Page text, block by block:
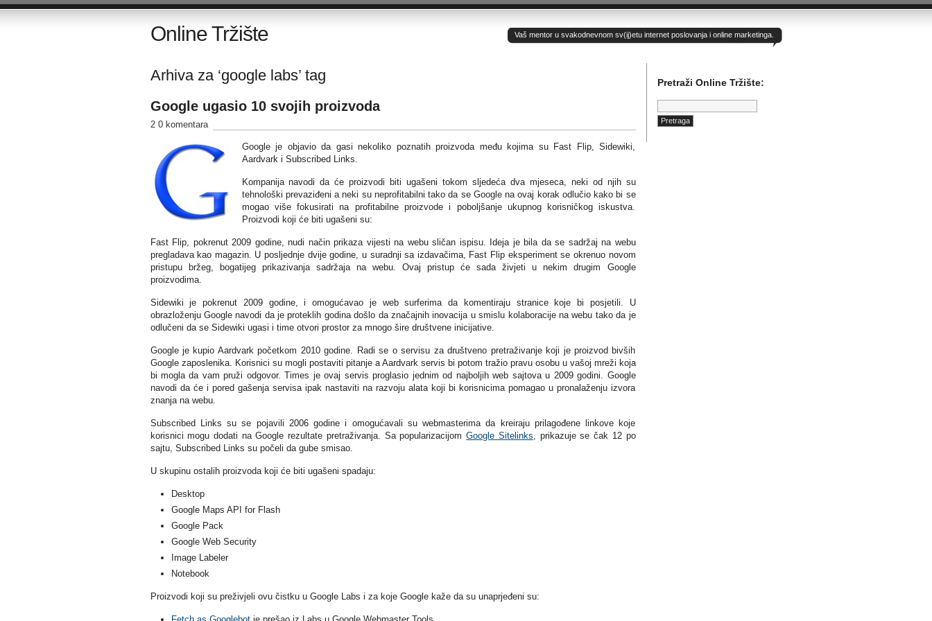
Online Tržište Vaš mentor u svakodnevnom sv(ij)etu internet poslovanja i online marketinga.
Arhiva za ‘google labs’ tag
Google ugasio 10 svojih proizvoda
2 0 komentara
Google je objavio da gasi nekoliko poznatih proizvoda među kojima su Fast Flip, Sidewiki,
Aardvark i Subscribed Links.
Kompanija navodi da će proizvodi biti ugašeni tokom sljedeća dva mjeseca, neki od njih su
tehnološki prevaziđeni a neki su neprofitabilni tako da se Google na ovaj korak odlučio kako bi se
mogao više fokusirati na profitabilne proizvode i poboljšanje ukupnog korisničkog iskustva.
Proizvodi koji će biti ugašeni su:
Fast Flip, pokrenut 2009 godine, nudi način prikaza vijesti na webu sličan ispisu. Ideja je bila da se sadržaj na webu
pregladava kao magazin. U posljednje dvije godine, u suradnji sa izdavačima, Fast Flip eksperiment se okrenuo novom
pristupu bržeg, bogatijeg prikazivanja sadržaja na webu. Ovaj pristup će sada živjeti u nekim drugim Google
proizvodima.
Sidewiki je pokrenut 2009 godine, i omogućavao je web surferima da komentiraju stranice koje bi posjetili. U
obrazloženju Google navodi da je proteklih godina došlo da značajnih inovacija u smislu kolaboracije na webu tako da je
odlučeni da se Sidewiki ugasi i time otvori prostor za mnogo šire društvene inicijative.
Google je kupio Aardvark početkom 2010 godine. Radi se o servisu za društveno pretraživanje koji je proizvod bivših
Google zaposlenika. Korisnici su mogli postaviti pitanje a Aardvark servis bi potom tražio pravu osobu u vašoj mreži koja
bi mogla da vam pruži odgovor. Times je ovaj servis proglasio jednim od najboljih web sajtova u 2009 godini. Google
navodi da će i pored gašenja servisa ipak nastaviti na razvoju alata koji bi korisnicima pomagao u pronalaženju izvora
znanja na webu.
Subscribed Links su se pojavili 2006 godine i omogućavali su webmasterima da kreiraju prilagođene linkove koje
korisnici mogu dodati na Google rezultate pretraživanja. Sa popularizacijomGoogle Sitelinks, prikazuje se čak 12 po
sajtu, Subscribed Links su počeli da gube smisao.
U skupinu ostalih proizvoda koji će biti ugašeni spadaju:
Desktop
Google Maps API for Flash
Google Pack
Google Web Security
Image Labeler
Notebook
Proizvodi koji su preživjeli ovu čistku u Google Labs i za koje Google kaže da su unaprjeđeni su:
Pretraži Online Tržište:
Pretraga: